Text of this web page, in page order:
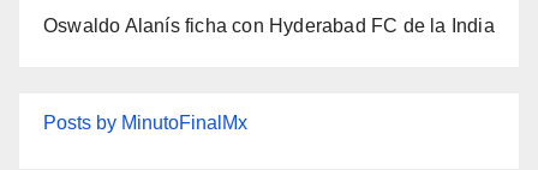
Oswaldo Alanís ficha con Hyderabad FC de la India
Posts by MinutoFinalMx